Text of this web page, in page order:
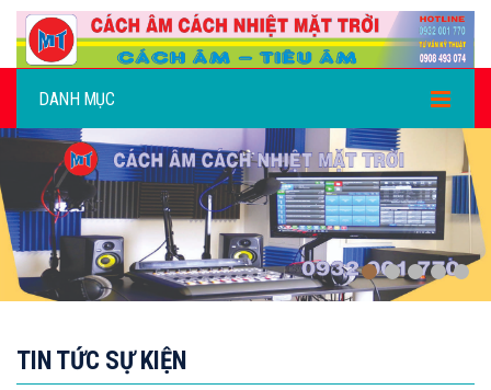
DANH MỤC
.,
TIN TỨC SỰ KIỆN